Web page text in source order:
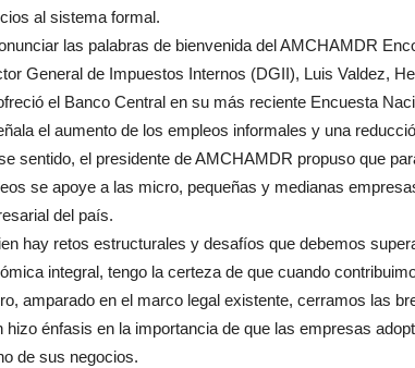
al sistema formal.
las palabras de bienvenida del AMCHAMDR
General de Impuestos Internos (DGII), Luis Valdez,
el Banco Central en su más reciente Encuesta
el aumento de los empleos informales y una
sentido, el presidente de AMCHAMDR propuso que
se apoye a las micro, pequeñas y medianas
del país.
hay retos estructurales y desafíos que debemos
integral, tengo la certeza de que cuando
amparado en el marco legal existente, cerramos las
hizo énfasis en la importancia de que las empresas
de sus negocios.